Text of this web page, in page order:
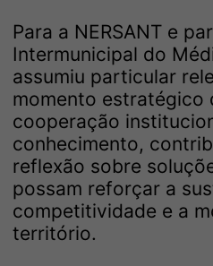
Para a NERSANT e
Intermunicipal do
assumiu particular
momento estratégico
cooperação
conhecimento,
reflexão sobre
possam reforçar a
competitividade e a
território.